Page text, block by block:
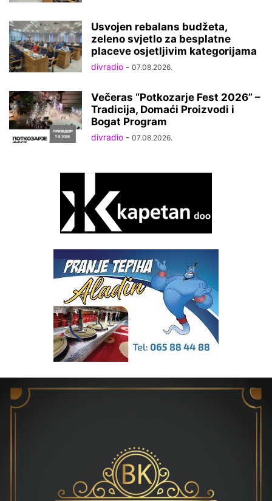
Usvojen rebalans budžeta,
zeleno svjetlo za besplatne
placeve osjetljivim kategorijama
divradio - 07.08.2026.
Večeras “Potkozarje Fest 2026” –
Tradicija, Domaći Proizvodi i
Bogat Program
divradio - 07.08.2026.